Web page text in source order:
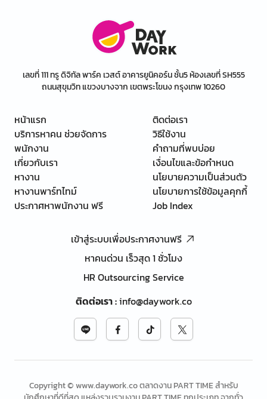
เลขที่ 111 ทรู ดิจิทัล พาร์ค เวสต์ อาคารยูนิคอร์น ชั้น5 ห้องเลขที่ SH555
ถนนสุขุมวิท แขวงบางจาก เขตพระโขนง กรุงเทพ 10260
หน้าแรก
บริการหาคน ช่วยจัดการ
พนักงาน
เกี่ยวกับเรา
หางาน
หางานพาร์ทไทม์
ประกาศหาพนักงาน ฟรี
ติดต่อเรา
วิธีใช้งาน
คำถามที่พบบ่อย
เงื่อนไขและข้อกำหนด
นโยบายความเป็นส่วนตัว
นโยบายการใช้ข้อมูลคุกกี้
Job Index
เข้าสู่ระบบเพื่อประกาศงานฟรี
หาคนด่วน เร็วสุด 1 ชั่วโมง
HR Outsourcing Service
ติดต่อเรา:info@daywork.co
Copyright © www.daywork.co ตลาดงาน PART TIME สำหรับ